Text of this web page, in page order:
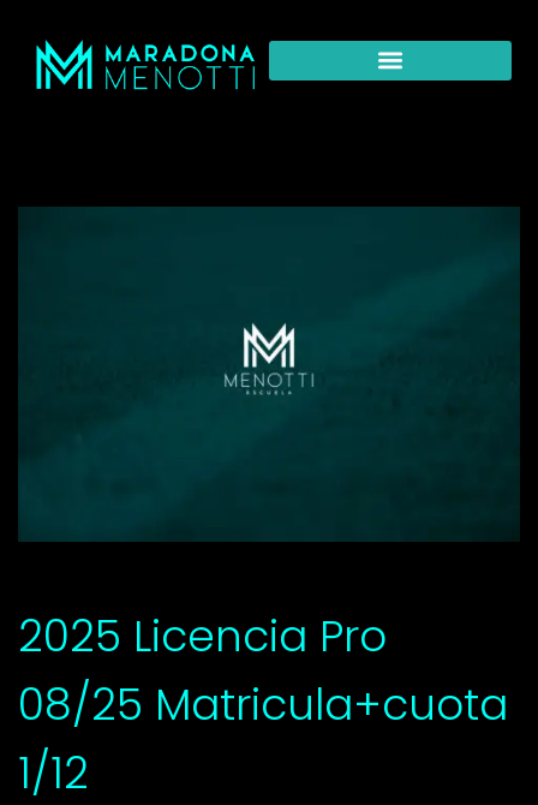
2025 Licencia Pro
08/25 Matricula+cuota
1/12